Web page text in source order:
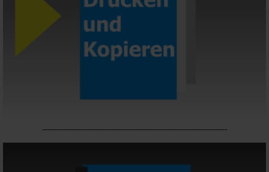
-----------------------------------------------------------------------------